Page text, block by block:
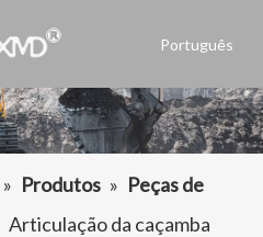
Português
العربية
Français
Pусский
» Produtos » Peças de
Articulação da caçamba